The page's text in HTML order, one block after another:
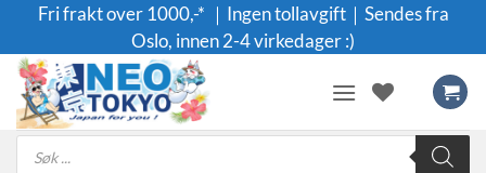
content
Fri frakt over 1000,-* ｜Ingen tollavgift｜Sendes fra
Oslo, innen 2-4 virkedager :)
Products
search